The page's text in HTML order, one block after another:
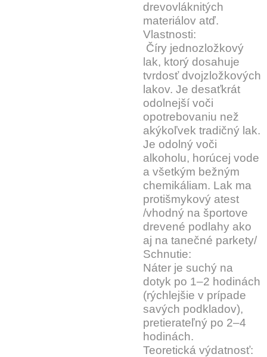
drevovláknitých
materiálov atď.
Vlastnosti:
Číry jednozložkový
lak, ktorý dosahuje
tvrdosť dvojzložkových
lakov. Je desaťkrát
odolnejší voči
opotrebovaniu než
akýkoľvek tradičný lak.
Je odolný voči
alkoholu, horúcej vode
a všetkým bežným
chemikáliam. Lak ma
protišmykový atest
/vhodný na športove
drevené podlahy ako
aj na tanečné parkety/
Schnutie:
Náter je suchý na
dotyk po 1–2 hodinách
(rýchlejšie v prípade
savých podkladov),
pretierateľný po 2–4
hodinách.
Teoretická výdatnosť: